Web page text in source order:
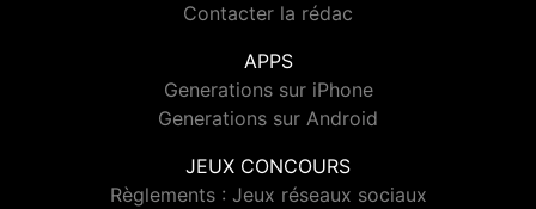
Contacter la rédac
APPS
Generations sur iPhone
Generations sur Android
JEUX CONCOURS
Règlements : Jeux réseaux sociaux